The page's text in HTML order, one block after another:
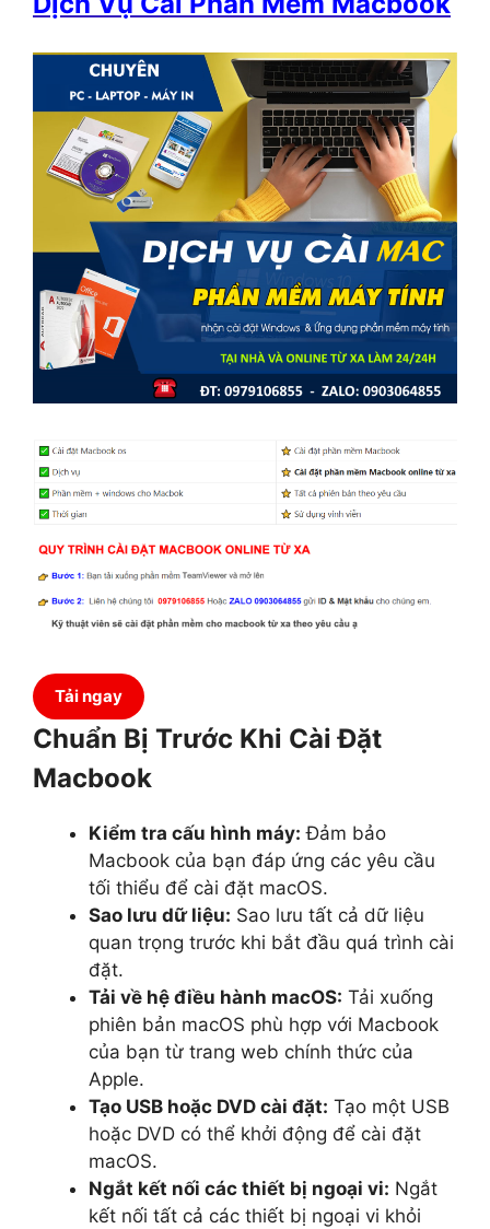
Tải ngay
Chuẩn Bị Trước Khi Cài Đặt
Macbook
Kiểm tra cấu hình máy: Đảm bảo
Macbook của bạn đáp ứng các yêu cầu
tối thiểu để cài đặt macOS.
Sao lưu dữ liệu: Sao lưu tất cả dữ liệu
quan trọng trước khi bắt đầu quá trình cài
đặt.
Tải về hệ điều hành macOS: Tải xuống
phiên bản macOS phù hợp với Macbook
của bạn từ trang web chính thức của
Apple.
Tạo USB hoặc DVD cài đặt: Tạo một USB
hoặc DVD có thể khởi động để cài đặt
macOS.
Ngắt kết nối các thiết bị ngoại vi: Ngắt
kết nối tất cả các thiết bị ngoại vi khỏi